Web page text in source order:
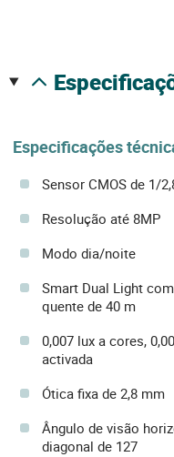
Especificações
Sensor CMOS de 1/
Resolução até 8MP
Modo dia/noite
Smart Dual Light
quente de 40 m
0,007 lux a cores,
activada
Ótica fixa de 2,8 mm
Ângulo de visão
diagonal de 127